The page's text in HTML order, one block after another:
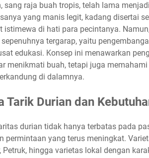
Aspek Wisata Agro: Menyelami Pesona Kebun
1. Tur Kebun dan Panen Langsung
2. Sesi Cicip Durian (Durian Tasting)
3. Produk Olahan Durian dan Oleh-Oleh
4. Akomodasi dan Fasilitas Pendukung
1. Pengetahuan Budidaya Durian
3. Riset dan Pengembangan (R&D)
4. Workshop dan Pelatihan
sang raja buah tropis, telah lama
yang manis legit, kadang disertai
istimewa di hati para pecintanya.
sepenuhnya tergarap, yaitu
edukasi. Konsep ini menawarkan
menikmati buah, tetapi juga
di dalamnya.
Tarik Durian dan
durian tidak hanya terbatas pada
permintaan yang terus meningkat.
Petruk, hingga varietas lokal dengan